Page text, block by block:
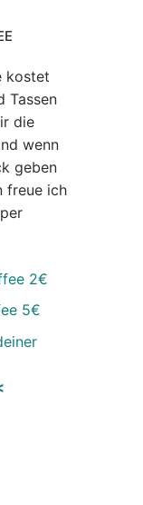
kostet
Tassen
die
wenn
geben
freue ich
2€
5€